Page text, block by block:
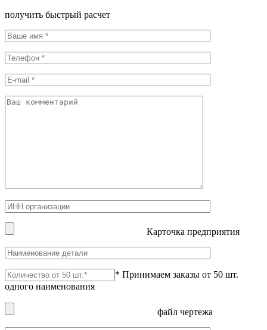
получить быстрый расчет
Карточка предприятия
* Принимаем заказы от 50 шт.
одного наименования
файл чертежа